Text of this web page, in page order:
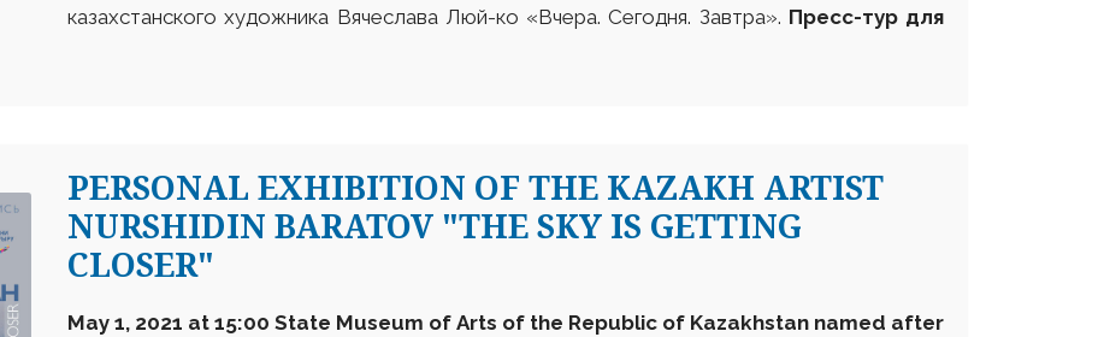
казахстанского художника Вячеслава Люй-ко «Вчера. Сегодня. Завтра». Пресс-тур для
PERSONAL EXHIBITION OF THE KAZAKH ARTIST
NURSHIDIN BARATOV "THE SKY IS GETTING
CLOSER"
May 1, 2021 at 15:00 State Museum of Arts of the Republic of Kazakhstan named after